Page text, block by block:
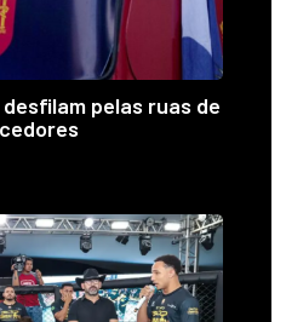
pelas ruas de